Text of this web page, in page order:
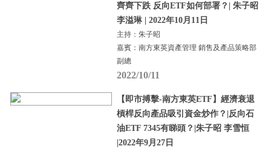
齊齊下跌 反向ETF如何部署？| 朱子昭
李溢琳 | 2022年10月11日
主持：朱子昭
嘉賓：南方東英資產管理 銷售及產品策略部
副總
2022/10/11
【即市搏擊-南方東英ETF】經濟衰退
槓桿反向產品吸引資金炒作？|反向石
油ETF 7345有睇頭？|朱子昭 李雪恒
|2022年9月27日